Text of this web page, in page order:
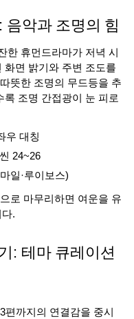
음악과 조명의 힘
한 휴먼드라마가 저녁 시
화면 밝기와 주변 조도를
뜻한 조명의 무드등을 추
록 조명 간접광이 눈 피로
우 대칭
24~26
일·루이보스)
로 마무리하면 여운을 유
.
: 테마 큐레이션
편까지의 연결감을 중시